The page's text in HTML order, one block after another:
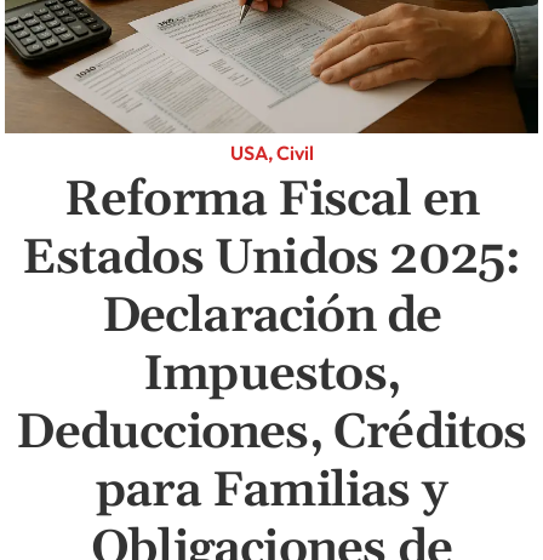
USA, Civil
Reforma Fiscal en
Estados Unidos 2025:
Declaración de
Impuestos,
Deducciones, Créditos
para Familias y